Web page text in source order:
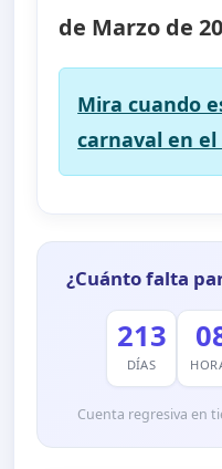
de Marzo de
Mira cuando
carnaval en el
¿Cuánto falta
213
DÍAS
Cuenta regresiva en